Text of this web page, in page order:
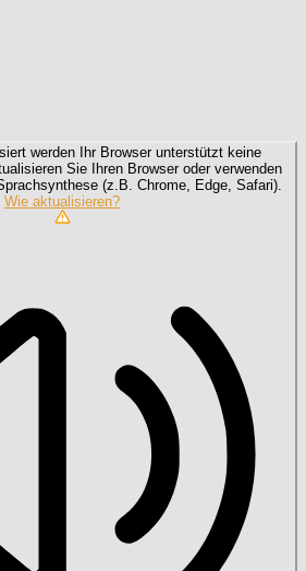
werden
Ihr Browser unterstützt keine
Sie Ihren Browser oder verwenden
(z.B. Chrome, Edge, Safari).
Wie aktualisieren?